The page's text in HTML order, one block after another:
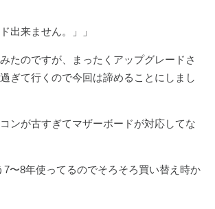
出来ません。」」
たのですが、まったくアップグレードさ
ぎて行くので今回は諦めることにしまし
ンが古すぎてマザーボードが対応してな
7〜8年使ってるのでそろそろ買い替え時か